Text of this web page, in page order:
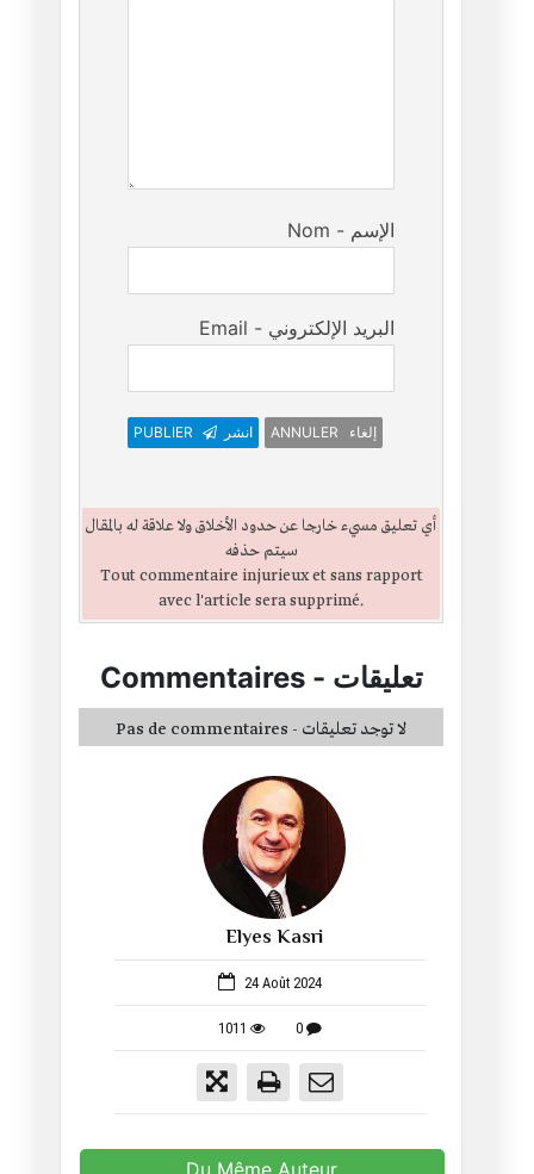
Elyes Kasri
24 Août 2024
1011 0
Nom - الإسم
Email - البريد الإلكتروني
PUBLIER انشر ANNULER إلغاء
أي تعليق مسيء خارجا عن حدود الأخلاق ولا علاقة له بالمقال
سيتم حذفه
Tout commentaire injurieux et sans rapport
avec l'article sera supprimé.
Commentaires- تعليقات
Pas de commentaires - لا توجد تعليقات